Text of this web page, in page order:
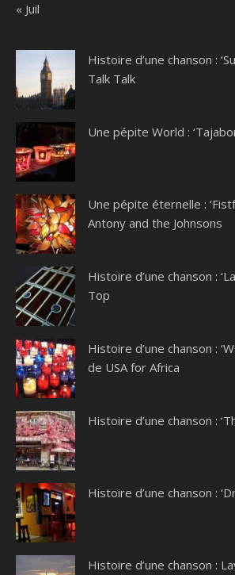
« Juil
Histoire d’une chanson :
Talk Talk
Une pépite World :
Une pépite éternelle :
Antony and the Johnsons
Histoire d’une chanson :
Top
Histoire d’une chanson :
de USA for Africa
Histoire d’une chanson :
Histoire d’une chanson :
Histoire d’une chanson :